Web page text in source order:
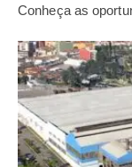
Conheça as